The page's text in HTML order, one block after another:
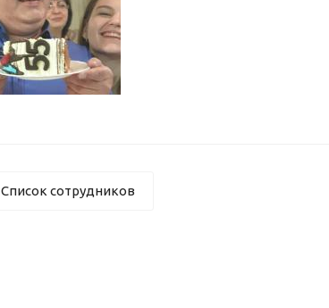
Список сотрудников